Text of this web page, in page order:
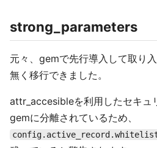
strong_parameters
元々、gemで先行導入して取り
無く移行できました。
attr_accesibleを利用したセキュ
gemに分離されているため、